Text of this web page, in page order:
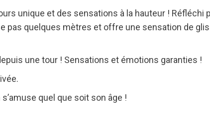
unique et des sensations à la hauteur ! Réfléchi
pas quelques mètres et offre une sensation de
une tour ! Sensations et émotions garanties !
quel que soit son âge !